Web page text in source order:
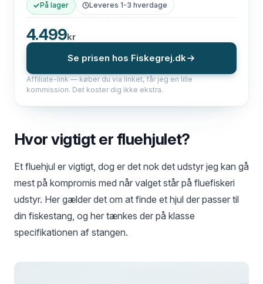
På lager Leveres 1-3 hverdage
4.499kr
Se prisen hos Fiskegrej.dk
Affiliate-link — køber du via linket, får jeg en lille
kommission. Det koster dig ikke ekstra.
Hvor vigtigt er fluehjulet?
Et fluehjul er vigtigt, dog er det nok det udstyr jeg kan gå
mest på kompromis med når valget står på fluefiskeri
udstyr. Her gælder det om at finde et hjul der passer til
din fiskestang, og her tænkes der på klasse
specifikationen af stangen.